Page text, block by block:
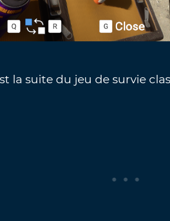
la suite du jeu de survie